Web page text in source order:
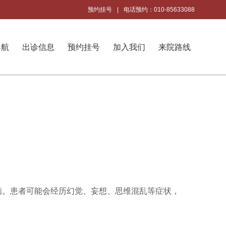
电话预约：010-85633088
预约挂号
出诊信息 预约挂号 加入我们 来院路线
患者可能会经历幻觉、妄想、思维混乱等症状，